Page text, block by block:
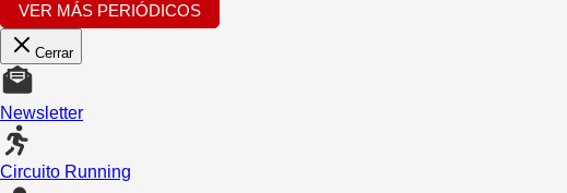
VER MÁS PERIÓDICOS
Cerrar
Newsletter
Circuito Running